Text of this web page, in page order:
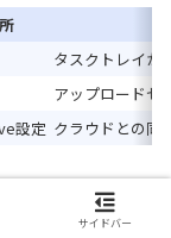
タスクトレイか
アップロードセ
設定 クラウドとの同
「ユーザーが手
自動で管理する
サイドバー